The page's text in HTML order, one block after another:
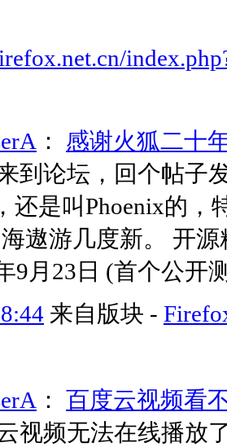
： 感谢火狐二十
到论坛，回个帖子
还是叫Phoenix的
遨游几度新。 开
9月23日 (首个公开
来自版块 -
： 百度云视频看
视频无法在线播放